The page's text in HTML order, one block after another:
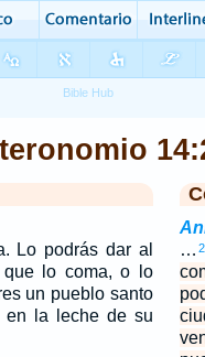
Lo podrás dar al
que lo coma, o lo
un pueblo santo
en la leche de su
…